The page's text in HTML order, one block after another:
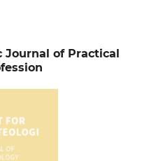
Journal of Practical